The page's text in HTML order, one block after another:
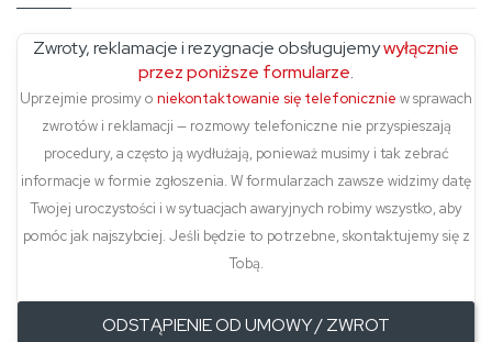
Zwroty, reklamacje i rezygnacje obsługujemywyłącznie
przez poniższe formularze.
Uprzejmie prosimy o niekontaktowanie się telefonicznie w sprawach
zwrotów i reklamacji — rozmowy telefoniczne nie przyspieszają
procedury, a często ją wydłużają, ponieważ musimy i tak zebrać
informacje w formie zgłoszenia. W formularzach zawsze widzimy datę
Twojej uroczystości i w sytuacjach awaryjnych robimy wszystko, aby
pomóc jak najszybciej. Jeśli będzie to potrzebne, skontaktujemy się z
Tobą.
ODSTĄPIENIE OD UMOWY / ZWROT